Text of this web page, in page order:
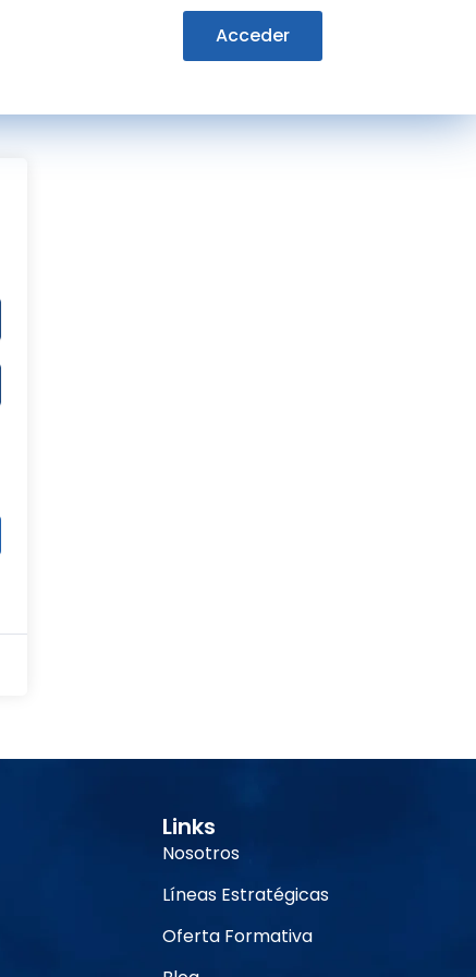
Acceder
Links
Nosotros
Líneas Estratégicas
Oferta Formativa